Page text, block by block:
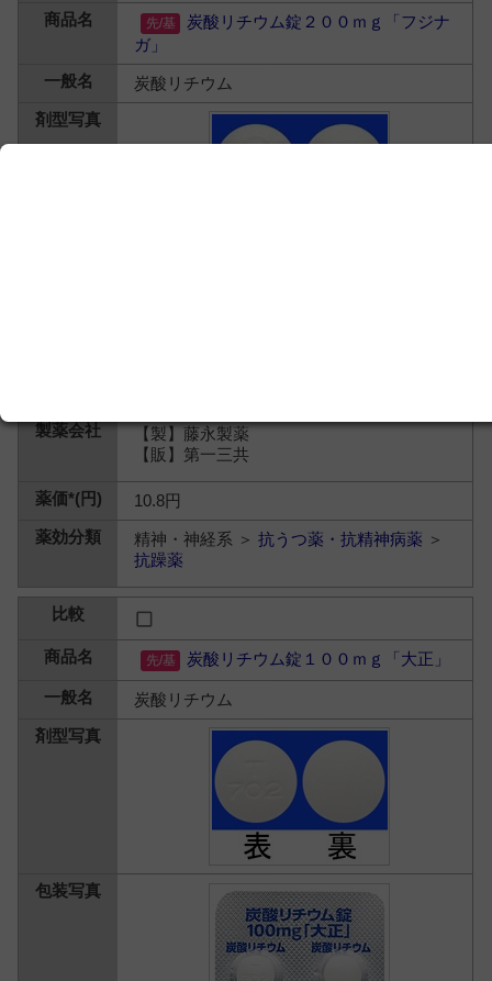
炭酸リチウム錠２００ｍｇ「フジナ
ガ」
炭酸リチウム
【製】藤永製薬
【販】第一三共
10.8円
精神・神経系 ＞抗うつ薬・抗精神病薬 ＞
抗躁薬
炭酸リチウム錠１００ｍｇ「大正」
炭酸リチウム